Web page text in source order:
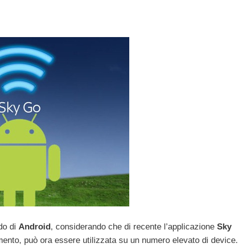
di Android , considerando che di recente l’applicazione Sky
può ora essere utilizzata su un numero elevato di device.